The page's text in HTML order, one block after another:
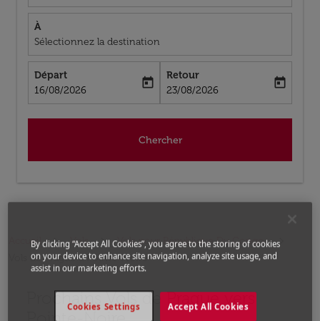
À
Sélectionnez la destination
Départ
fc-booking-departure-date-aria-label
16/08/2026
today
Retour
fc-booking-return-date-aria-label
23/08/2026
today
Chercher
Accueil Vols
Vols pour République Du Congo
Vols de Prague a Pointe-Noire
Prochains Vols de Prague vers
Aucun tarif trouvé pour les options populaires
By clicking “Accept All Cookies”, you agree to the storing of cookies
on your device to enhance site navigation, analyze site usage, and
assist in our marketing efforts.
Accept All Cookies
Cookies Settings